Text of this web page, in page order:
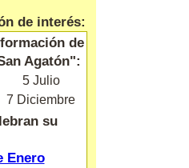
de interés:
de
Agatón":
5 Julio
7 Diciembre
su
Enero